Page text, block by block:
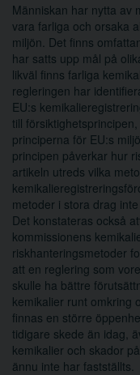
Människan har nytta av
vara farliga och orsaka
miljön. Det finns
har satts upp mål på
likväl finns farliga
regleringen har
EU:s
till
principerna för EU:s
principen påverkar hur
artikeln utreds vilka
metoder i stora drag
Det konstateras också
kommissionens
riskhanteringsmetoder
att en reglering som
skulle ha bättre
kemikalier runt omkring
finnas en större
tidigare skede än idag,
kemikalier och skador
ännu inte har fastställts.